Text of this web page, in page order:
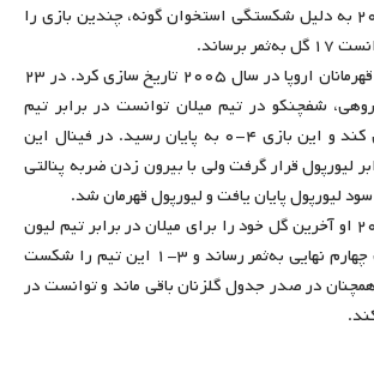
در فصل ۲۰۰۴-۲۰۰۵ به دلیل شکستگی استخوان گونه، چندین بازی را
برساند.
او در رقابت‌های لیگ قهرمانان اروپا در سال ۲۰۰۵ تاریخ سازی کرد. در ۲۳
شفچنکو در تیم میلان توانست در برابر تیم
فنرباغچه ۴ بار گلزنی کند و این بازی ۴-۰ به پایان رسید. در فینال این
لیورپول قرار گرفت ولی با بیرون زدن ضربه پنالتی
لیورپول پایان یافت و لیورپول قهرمان شد.
در فصل ۲۰۰۵-۲۰۰۶ او آخرین گل خود را برای میلان در برابر تیم لیون
فرانسه در مرحله یک چهارم نهایی به‌ثمر رساند و ۳-۱ این تیم را شکست
در صدر جدول گلزنان باقی ماند و توانست در